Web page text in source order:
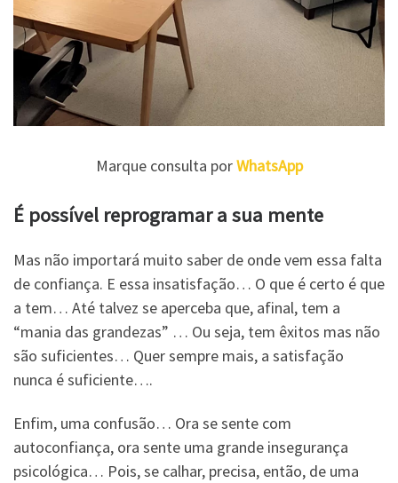
Marque consulta porWhatsApp
É possível reprogramar a sua mente
Mas não importará muito saber de onde vem essa falta
de confiança. E essa insatisfação… O que é certo é que
a tem… Até talvez se aperceba que, afinal, tem a
“mania das grandezas” … Ou seja, tem êxitos mas não
são suficientes… Quer sempre mais, a satisfação
nunca é suficiente….
Enfim, uma confusão… Ora se sente com
autoconfiança, ora sente uma grande insegurança
psicológica… Pois, se calhar, precisa, então, de uma